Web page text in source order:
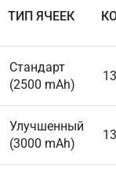
ТИП ЯЧЕЕК
Стандарт
(2500 mAh)
Улучшенный
(3000 mAh)